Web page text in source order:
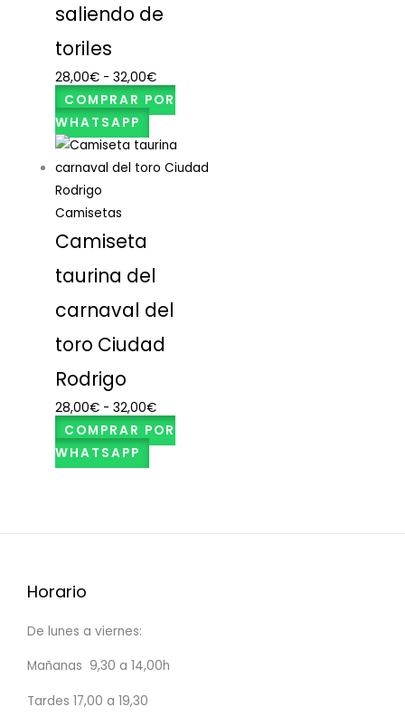
saliendo de
toriles
28,00€ - 32,00€
COMPRAR POR
WHATSAPP
Camisetas
Camiseta
taurina del
carnaval del
toro Ciudad
Rodrigo
28,00€ - 32,00€
COMPRAR POR
WHATSAPP
Horario
De lunes a viernes:
Mañanas 9,30 a 14,00h
Tardes 17,00 a 19,30